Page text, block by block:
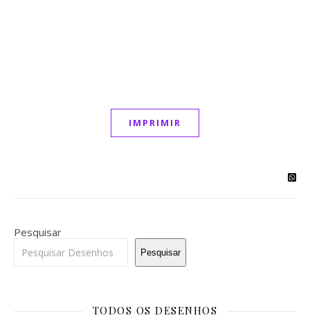
IMPRIMIR
Pesquisar
Pesquisar
TODOS OS DESENHOS